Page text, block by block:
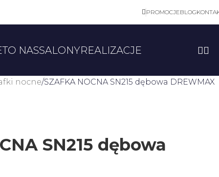
PROMOCJEBLOG
O NASSALONYREALIZACJE
nocne SZAFKA NOCNA SN215 dębowa DREWMAX
SN215 dębowa